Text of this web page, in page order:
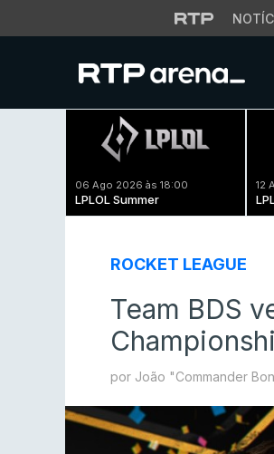
06 Ago 2026 às 18:00
LPLOL Summer
12
ROCKET LEAGUE
Team BDS
por João "Commander